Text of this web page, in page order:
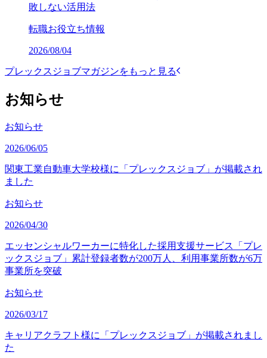
敗しない活用法
転職お役立ち情報
2026/08/04
プレックスジョブマガジンをもっと見る
お知らせ
お知らせ
2026/06/05
関東工業自動車大学校様に「プレックスジョブ」が掲載され
ました
お知らせ
2026/04/30
エッセンシャルワーカーに特化した採用支援サービス「プレ
ックスジョブ」累計登録者数が200万人、利用事業所数が6万
事業所を突破
お知らせ
2026/03/17
キャリアクラフト様に「プレックスジョブ」が掲載されまし
た